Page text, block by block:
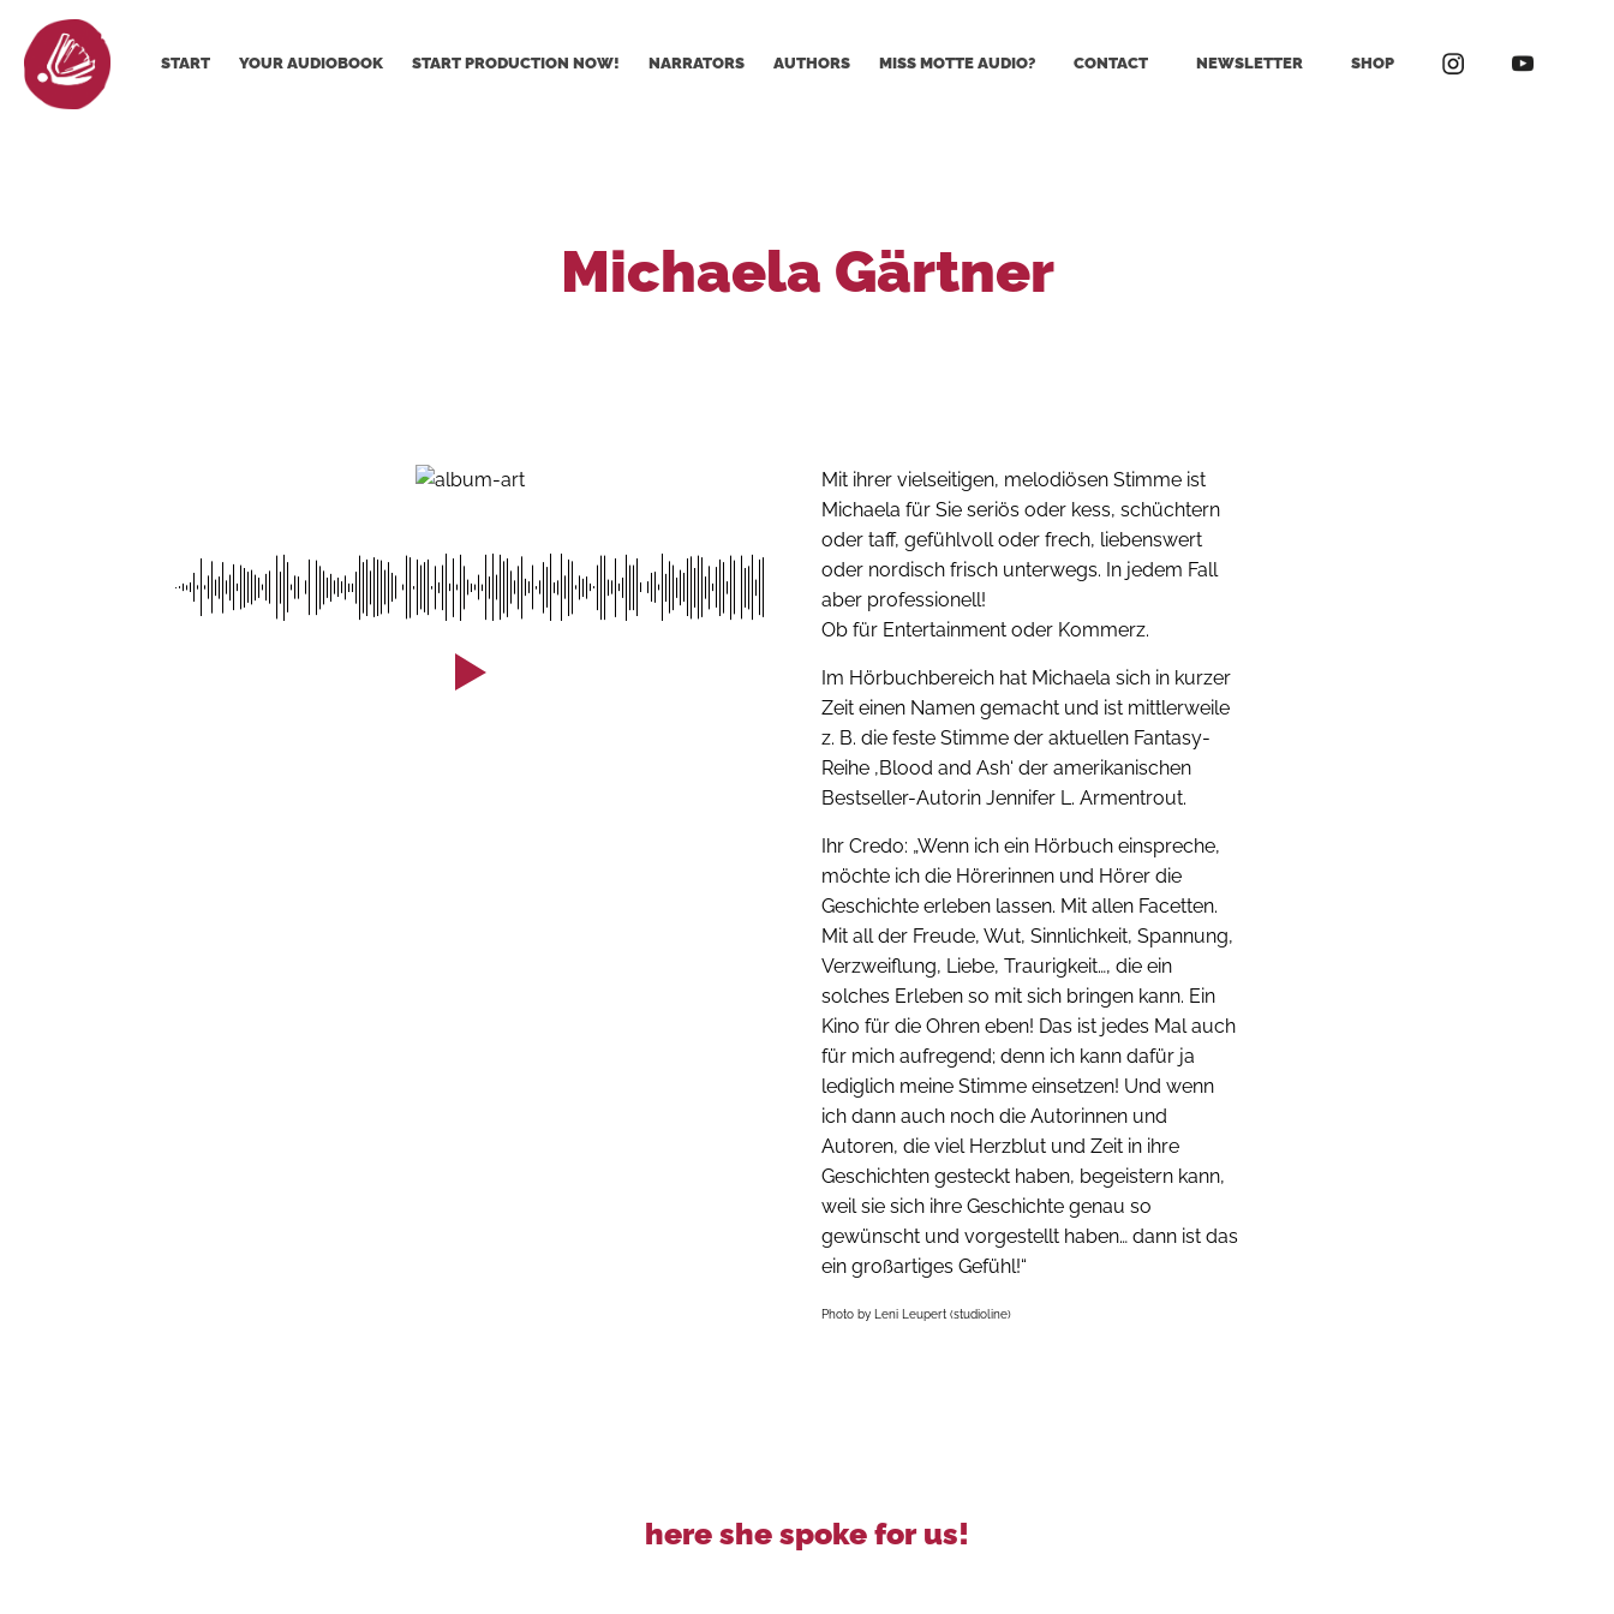
START YOUR AUDIOBOOK START PRODUCTION NOW! NARRATORS AUTHORS MISS MOTTE AUDIO? CONTACT NEWSLETTER SHOP
Michaela Gärtner
Mit ihrer vielseitigen, melodiösen Stimme ist
Michaela für Sie seriös oder kess, schüchtern
oder taff, gefühlvoll oder frech, liebenswert
oder nordisch frisch unterwegs. In jedem Fall
aber professionell!
Ob für Entertainment oder Kommerz.
Im Hörbuchbereich hat Michaela sich in kurzer
Zeit einen Namen gemacht und ist mittlerweile
z. B. die feste Stimme der aktuellen Fantasy-
Reihe ‚Blood and Ash‘ der amerikanischen
Bestseller-Autorin Jennifer L. Armentrout.
Ihr Credo: „Wenn ich ein Hörbuch einspreche,
möchte ich die Hörerinnen und Hörer die
Geschichte erleben lassen. Mit allen Facetten.
Mit all der Freude, Wut, Sinnlichkeit, Spannung,
Verzweiflung, Liebe, Traurigkeit…, die ein
solches Erleben so mit sich bringen kann. Ein
Kino für die Ohren eben! Das ist jedes Mal auch
für mich aufregend; denn ich kann dafür ja
lediglich meine Stimme einsetzen! Und wenn
ich dann auch noch die Autorinnen und
Autoren, die viel Herzblut und Zeit in ihre
Geschichten gesteckt haben, begeistern kann,
weil sie sich ihre Geschichte genau so
gewünscht und vorgestellt haben… dann ist das
ein großartiges Gefühl!“
Photo by Leni Leupert (studioline)
here she spoke for us!